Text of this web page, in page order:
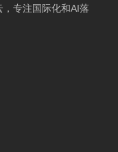
专注国际化和AI落